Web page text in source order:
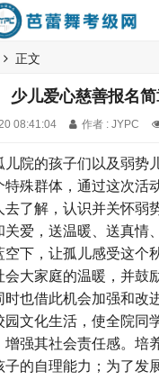
正文
少儿爱心慈善报名
08:41:04 作者 : JYPC
院的孩子们以及弱势
特殊群体，通过这次活
去了解，认识并关怀弱
关爱，送温暖、送真情
空下，让孤儿感受这个
会大家庭的温暖，并鼓
时也借此机会加强和改
园文化生活，使全院同
增强其社会责任感。培
子的自理能力；为了发